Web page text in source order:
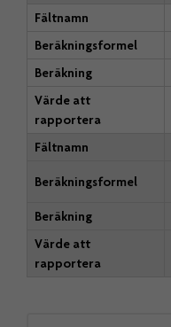
Fältnamn
Beräkningsformel
Beräkning
Värde att
rapportera
Fältnamn
Beräkningsformel
Beräkning
Värde att
rapportera